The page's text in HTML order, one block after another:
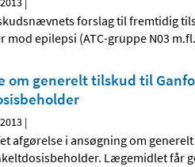
forslag til fremtidig
mod epilepsi (ATC-gruppe N03
om generelt tilskud til
|
afgørelse i ansøgning om
Lægemidlet får